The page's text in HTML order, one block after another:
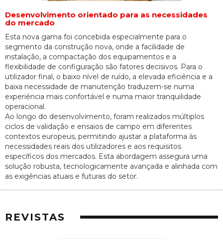
Desenvolvimento orientado para as necessidades
do mercado
Esta nova gama foi concebida especialmente para o
segmento da construção nova, onde a facilidade de
instalação, a compactação dos equipamentos e a
flexibilidade de configuração são fatores decisivos. Para o
utilizador final, o baixo nível de ruído, a elevada eficiência e a
baixa necessidade de manutenção traduzem-se numa
experiência mais confortável e numa maior tranquilidade
operacional.
Ao longo do desenvolvimento, foram realizados múltiplos
ciclos de validação e ensaios de campo em diferentes
contextos europeus, permitindo ajustar a plataforma às
necessidades reais dos utilizadores e aos requisitos
específicos dos mercados. Esta abordagem assegura uma
solução robusta, tecnologicamente avançada e alinhada com
as exigências atuais e futuras do setor.
REVISTAS